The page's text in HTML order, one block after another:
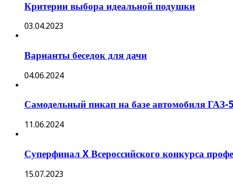
Критерии выбора идеальной подушки
03.04.2023
Варианты беседок для дачи
04.06.2024
Самодельный пикап на базе автомобиля ГАЗ-
11.06.2024
Суперфинал X Всероссийского конкурса
15.07.2023